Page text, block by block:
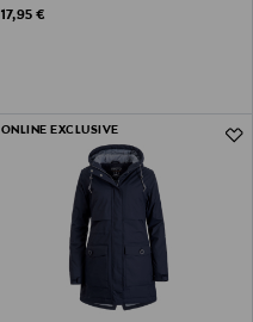
Original Price
17,95 €
ONLINE EXCLUSIVE